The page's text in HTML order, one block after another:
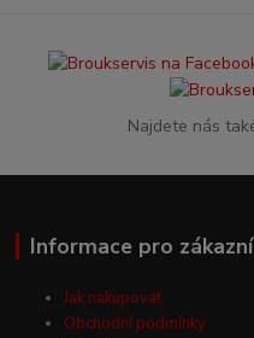
Najdete nás
Informace pro
Jak nakupovat
Obchodní podmínky